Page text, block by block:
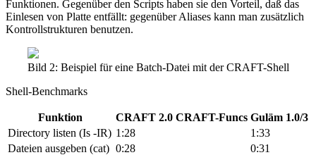
Funktionen. Gegenüber den Scripts haben sie den Vorteil, daß das
Einlesen von Platte entfällt: gegenüber Aliases kann man zusätzlich
Kontrollstrukturen benutzen.
Bild 2: Beispiel für eine Batch-Datei mit der CRAFT-Shell
Shell-Benchmarks
Funktion CRAFT 2.0 CRAFT-Funcs Guläm 1.0/3
Directory listen (Is -IR) 1:28
1:33
Dateien ausgeben (cat) 0:28
0:31